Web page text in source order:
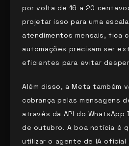
por volta de 16 a 20
projetar isso para uma
atendimentos mensais, fica
automações precisam ser
eficientes para evitar
Além disso, a Meta também
cobrança pelas mensagens
através da API do WhatsApp
de outubro. A boa notícia é
utilizar o agente de IA oficial